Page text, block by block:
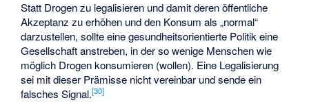
Statt Drogen zu legalisieren und damit deren öffentliche
Akzeptanz zu erhöhen und den Konsum als „normal“
darzustellen, sollte eine gesundheitsorientierte Politik eine
Gesellschaft anstreben, in der so wenige Menschen wie
möglich Drogen konsumieren (wollen). Eine Legalisierung
sei mit dieser Prämisse nicht vereinbar und sende ein
falsches Signal.[30]